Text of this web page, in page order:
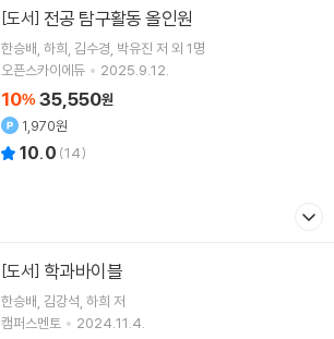
[도서] 전공 탐구활동 올인원
한승배 하희 김수경 박유진 저 외 1명
오픈스카이에듀
2025.9.12.
10% 35,550원
1,970원
10.0 (14)
[도서] 학과바이블
한승배 김강석 하희 저
캠퍼스멘토
2024.11.4.